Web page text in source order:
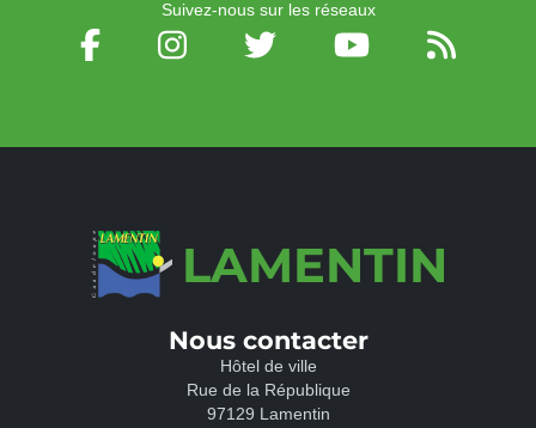
LAMENTIN
Nous contacter
Hôtel de ville
Rue de la République
97129 Lamentin
Suivez-nous sur les réseaux